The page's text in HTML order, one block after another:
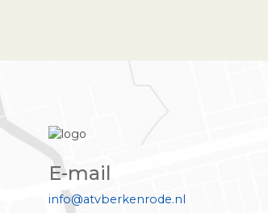
E-mail
info@atvberkenrode.nl